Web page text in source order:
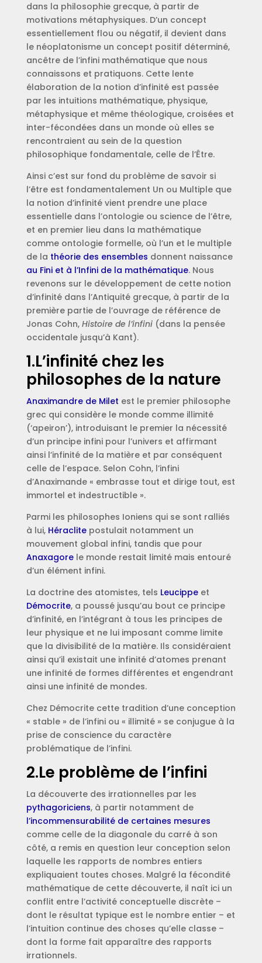
dans la philosophie grecque, à partir de
motivations métaphysiques. D’un concept
essentiellement flou ou négatif, il devient dans
le néoplatonisme un concept positif déterminé,
ancêtre de l’infini mathématique que nous
connaissons et pratiquons. Cette lente
élaboration de la notion d’infinité est passée
par les intuitions mathématique, physique,
métaphysique et même théologique, croisées et
inter-fécondées dans un monde où elles se
rencontraient au sein de la question
philosophique fondamentale, celle de l’Être.
Ainsi c’est sur fond du problème de savoir si
l’être est fondamentalement Un ou Multiple que
la notion d’infinité vient prendre une place
essentielle dans l’ontologie ou science de l’être,
et en premier lieu dans la mathématique
comme ontologie formelle, où l’un et le multiple
de la théorie des ensembles donnent naissance
au Fini et à l’Infini de la mathématique. Nous
revenons sur le développement de cette notion
d’infinité dans l’Antiquité grecque, à partir de la
première partie de l’ouvrage de référence de
Jonas Cohn, Histoire de l’infini(dans la pensée
occidentale jusqu’à Kant).
1.L’infinité chez les
philosophes de la nature
Anaximandre de Milet est le premier philosophe
grec qui considère le monde comme illimité
(‘apeiron’), introduisant le premier la nécessité
d’un principe infini pour l’univers et affirmant
ainsi l’infinité de la matière et par conséquent
celle de l’espace. Selon Cohn, l’infini
d’Anaximande « embrasse tout et dirige tout, est
immortel et indestructible ».
Parmi les philosophes Ioniens qui se sont ralliés
à lui, Héraclitepostulait notamment un
mouvement global infini, tandis que pour
Anaxagorele monde restait limité mais entouré
d’un élément infini.
La doctrine des atomistes, tels Leucippeet
Démocrite, a poussé jusqu’au bout ce principe
d’infinité, en l’intégrant à tous les principes de
leur physique et ne lui imposant comme limite
que la divisibilité de la matière. Ils considéraient
ainsi qu’il existait une infinité d’atomes prenant
une infinité de formes différentes et engendrant
ainsi une infinité de mondes.
Chez Démocrite cette tradition d’une conception
« stable » de l’infini ou « illimité » se conjugue à la
prise de conscience du caractère
problématique de l’infini.
2.Le problème de l’infini
La découverte des irrationnelles par les
pythagoriciens, à partir notamment de
l’incommensurabilité de certaines mesures
comme celle de la diagonale du carré à son
côté, a remis en question leur conception selon
laquelle les rapports de nombres entiers
expliquaient toutes choses. Malgré la fécondité
mathématique de cette découverte, il naît ici un
conflit entre l’activité conceptuelle discrète –
dont le résultat typique est le nombre entier – et
l’intuition continue des choses qu’elle classe –
dont la forme fait apparaître des rapports
irrationnels.